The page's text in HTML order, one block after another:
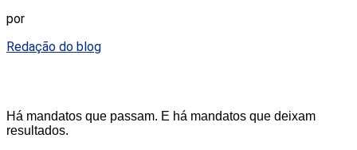
por
Redação do blog
Há mandatos que passam. E há mandatos que deixam
resultados.